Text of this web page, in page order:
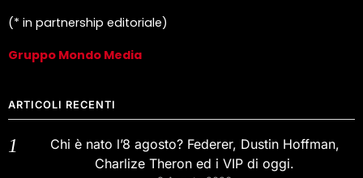
(* in partnership editoriale)
Gruppo Mondo Media
ARTICOLI RECENTI
Chi è nato l’8 agosto? Federer, Dustin Hoffman,
Charlize Theron ed i VIP di oggi.